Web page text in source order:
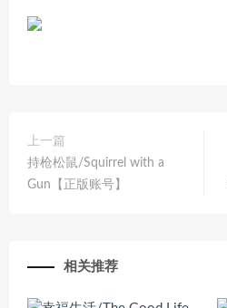
上一篇
持枪松鼠/Squirrel with a
Gun【正版账号】
相关推荐